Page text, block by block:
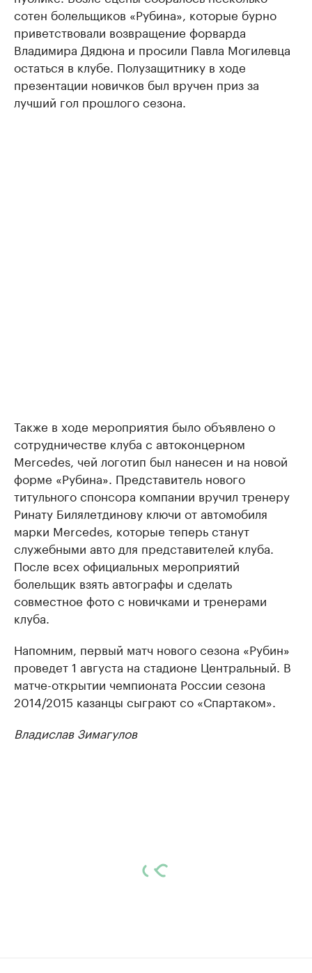
сотен болельщиков «Рубина», которые бурно
приветствовали возвращение форварда
Владимира Дядюна и просили Павла Могилевца
остаться в клубе. Полузащитнику в ходе
презентации новичков был вручен приз за
лучший гол прошлого сезона.
Также в ходе мероприятия было объявлено о
сотрудничестве клуба с автоконцерном
Mercedes, чей логотип был нанесен и на новой
форме «Рубина». Представитель нового
титульного спонсора компании вручил тренеру
Ринату Билялетдинову ключи от автомобиля
марки Mercedes, которые теперь станут
служебными авто для представителей клуба.
После всех официальных мероприятий
болельщик взять автографы и сделать
совместное фото с новичками и тренерами
клуба.
Напомним, первый матч нового сезона «Рубин»
проведет 1 августа на стадионе Центральный. В
матче-открытии чемпионата России сезона
2014/2015 казанцы сыграют со «Спартаком».
Владислав Зимагулов